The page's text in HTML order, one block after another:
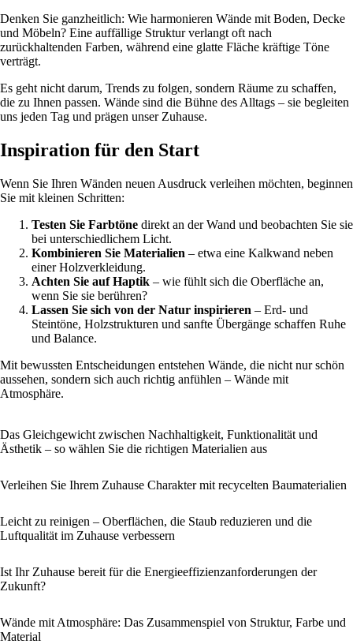
Denken Sie ganzheitlich: Wie harmonieren Wände mit Boden, Decke
und Möbeln? Eine auffällige Struktur verlangt oft nach
zurückhaltenden Farben, während eine glatte Fläche kräftige Töne
verträgt.
Es geht nicht darum, Trends zu folgen, sondern Räume zu schaffen,
die zu Ihnen passen. Wände sind die Bühne des Alltags – sie begleiten
uns jeden Tag und prägen unser Zuhause.
Inspiration für den Start
Wenn Sie Ihren Wänden neuen Ausdruck verleihen möchten, beginnen
Sie mit kleinen Schritten:
Testen Sie Farbtöne direkt an der Wand und beobachten Sie sie
bei unterschiedlichem Licht.
Kombinieren Sie Materialien – etwa eine Kalkwand neben
einer Holzverkleidung.
Achten Sie auf Haptik – wie fühlt sich die Oberfläche an,
wenn Sie sie berühren?
Lassen Sie sich von der Natur inspirieren – Erd- und
Steintöne, Holzstrukturen und sanfte Übergänge schaffen Ruhe
und Balance.
Mit bewussten Entscheidungen entstehen Wände, die nicht nur schön
aussehen, sondern sich auch richtig anfühlen – Wände mit
Atmosphäre.
Das Gleichgewicht zwischen Nachhaltigkeit, Funktionalität und
Ästhetik – so wählen Sie die richtigen Materialien aus
Verleihen Sie Ihrem Zuhause Charakter mit recycelten Baumaterialien
Leicht zu reinigen – Oberflächen, die Staub reduzieren und die
Luftqualität im Zuhause verbessern
Ist Ihr Zuhause bereit für die Energieeffizienzanforderungen der
Zukunft?
Wände mit Atmosphäre: Das Zusammenspiel von Struktur, Farbe und
Material